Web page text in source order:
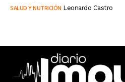
SALUD Y NUTRICIÓN Leonardo Castro